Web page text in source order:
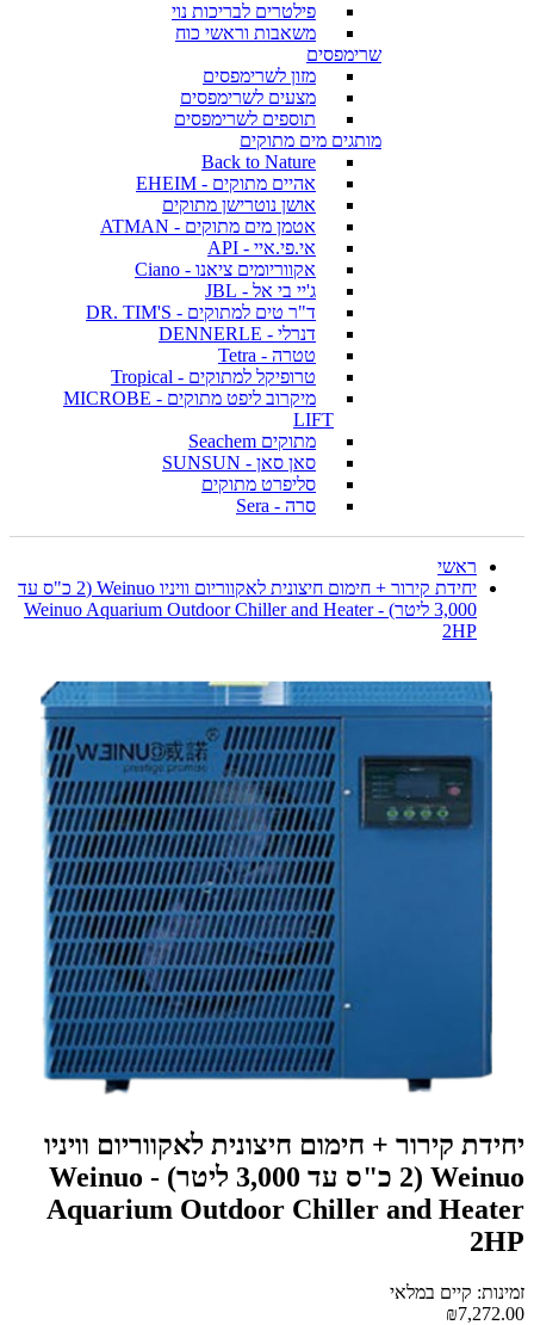
פילטרים לבריכות נוי
משאבות וראשי כוח
שרימפסים
מזון לשרימפסים
מצעים לשרימפסים
תוספים לשרימפסים
מותגים מים מתוקים
Back to Nature
אהיים מתוקים - EHEIM
אושן נוטרישן מתוקים
אטמן מים מתוקים - ATMAN
אי.פי.איי - API
אקווריומים ציאנו - Ciano
ג'יי בי אל - JBL
ד"ר טים למתוקים - DR. TIM'S
דנרלי - DENNERLE
טטרה - Tetra
טרופיקל למתוקים - Tropical
מיקרוב ליפט מתוקים - MICROBE
LIFT
מתוקים Seachem
סאן סאן - SUNSUN
סליפרט מתוקים
סרה - Sera
ראשי
יחידת קירור + חימום חיצונית לאקווריום וויניו Weinuo (2 כ"ס עד
3,000 ליטר) - Weinuo Aquarium Outdoor Chiller and Heater
2HP
יחידת קירור + חימום חיצונית לאקווריום וויניו
Weinuo (2 כ"ס עד 3,000 ליטר) - Weinuo
Aquarium Outdoor Chiller and Heater
2HP
זמינות: קיים במלאי
₪7,272.00